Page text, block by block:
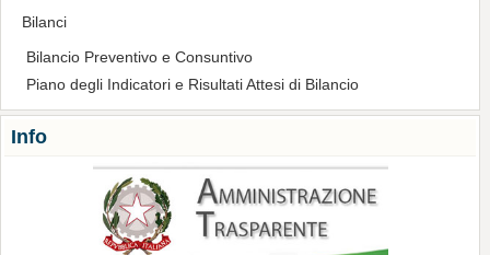
Bilanci
Bilancio Preventivo e Consuntivo
Piano degli Indicatori e Risultati Attesi di Bilancio
Info